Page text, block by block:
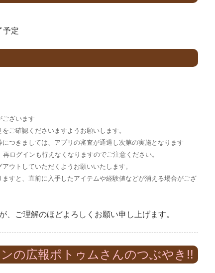
予定
ざいます
ご確認くださいますようお願いします。
つきましては、アプリの審査が通過し次第の実施となります
ログインも行えなくなりますのでご注意ください。
ウトしていただくようお願いいたします。
すと、直前に入手したアイテムや経験値などが消える場合がござ
、ご理解のほどよろしくお願い申し上げます。
の広報ポトゥムさんのつぶやき!!